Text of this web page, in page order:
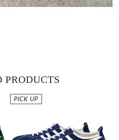
PRODUCTS